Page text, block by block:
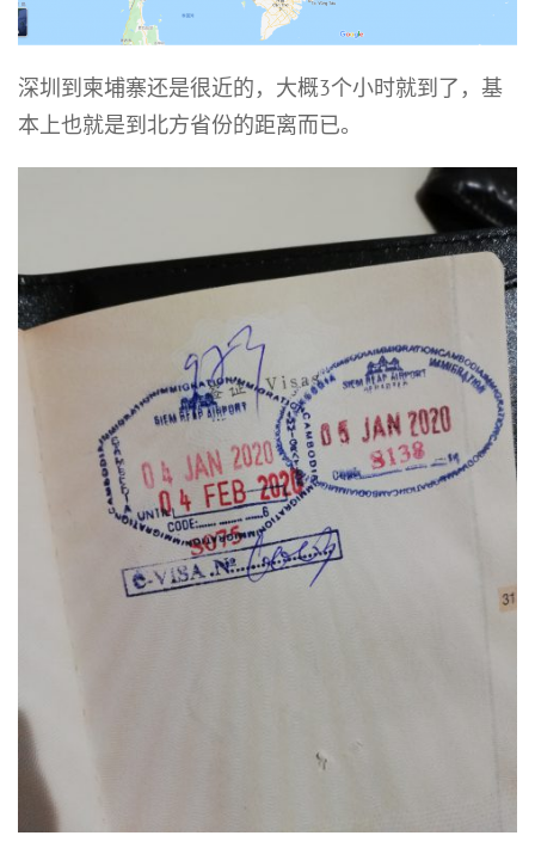
深圳到柬埔寨还是很近的，大概3个小时就到了，基
本上也就是到北方省份的距离而已。